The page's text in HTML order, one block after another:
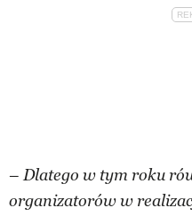
–Dlatego w tym roku
organizatorów w